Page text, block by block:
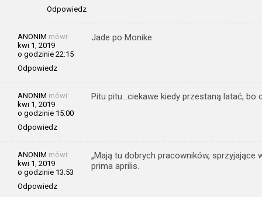
Odpowiedz
ANONIM mówi:
kwi 1, 2019
o godzinie 22:15
Odpowiedz
Jade po Monike
ANONIM mówi:
kwi 1, 2019
o godzinie 15:00
Odpowiedz
Pitu pitu…ciekawe kiedy przestaną latać,
ANONIM mówi:
kwi 1, 2019
o godzinie 13:53
Odpowiedz
„Mają tu dobrych pracowników,
prima aprilis.